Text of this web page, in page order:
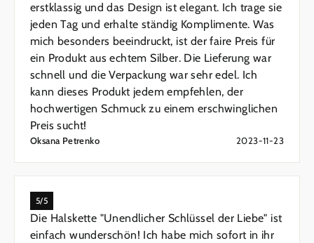
erstklassig und das Design ist elegant. Ich trage sie
jeden Tag und erhalte ständig Komplimente. Was
mich besonders beeindruckt, ist der faire Preis für
ein Produkt aus echtem Silber. Die Lieferung war
schnell und die Verpackung war sehr edel. Ich
kann dieses Produkt jedem empfehlen, der
hochwertigen Schmuck zu einem erschwinglichen
Preis sucht!
Oksana Petrenko 2023-11-23
5/5
Die Halskette "Unendlicher Schlüssel der Liebe" ist
einfach wunderschön! Ich habe mich sofort in ihr